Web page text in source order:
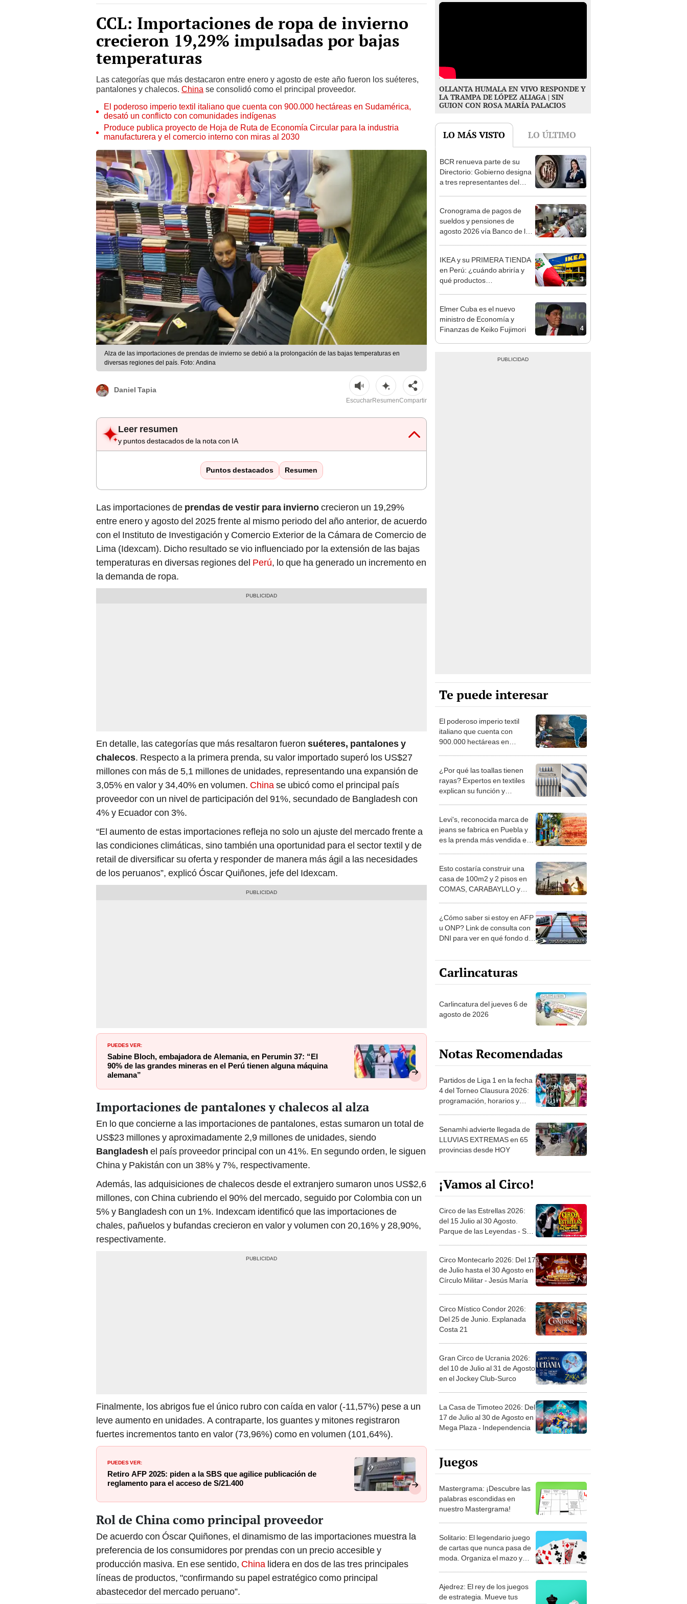
CCL: Importaciones de ropa de invierno
crecieron 19,29% impulsadas por bajas
temperaturas
pantalones y chalecos.Chinase consolidó como el principal proveedor.
desató un conflicto con comunidades indígenas
Produce publica proyecto de Hoja de Ruta de Economía Circular para la industria
manufacturera y el comercio interno con miras al 2030
Alza de las importaciones de prendas de invierno se debió a la prolongación de las bajas temperaturas en
diversas regiones del país. Foto: Andina
Escuchar Resumen Compartir
y puntos destacados de la nota con IA
Puntos destacados Resumen
entre enero y agosto del 2025 frente al mismo periodo del año anterior, de acuerdo
con el Instituto de Investigación y Comercio Exterior de la Cámara de Comercio de
Lima (Idexcam). Dicho resultado se vio influenciado por la extensión de las bajas
temperaturas en diversas regiones del Perú, lo que ha generado un incremento en
la demanda de ropa.
chalecos. Respecto a la primera prenda, su valor importado superó los US$27
millones con más de 5,1 millones de unidades, representando una expansión de
3,05% en valor y 34,40% en volumen.Chinase ubicó como el principal país
proveedor con un nivel de participación del 91%, secundado de Bangladesh con
4% y Ecuador con 3%.
las condiciones climáticas, sino también una oportunidad para el sector textil y de
retail de diversificar su oferta y responder de manera más ágil a las necesidades
de los peruanos”, explicó Óscar Quiñones, jefe del Idexcam.
Sabine Bloch, embajadora de Alemania, en Perumin 37: “El
90% de las grandes mineras en el Perú tienen alguna máquina
alemana”
Importaciones de pantalones y chalecos al alza
En lo que concierne a las importaciones de pantalones, estas sumaron un total de
US$23 millones y aproximadamente 2,9 millones de unidades, siendo
Bangladeshel país proveedor principal con un 41%. En segundo orden, le siguen
China y Pakistán con un 38% y 7%, respectivamente.
millones, con China cubriendo el 90% del mercado, seguido por Colombia con un
5% y Bangladesh con un 1%. Indexcam identificó que las importaciones de
chales, pañuelos y bufandas crecieron en valor y volumen con 20,16% y 28,90%,
respectivamente.
leve aumento en unidades. A contraparte, los guantes y mitones registraron
fuertes incrementos tanto en valor (73,96%) como en volumen (101,64%).
Retiro AFP 2025: piden a la SBS que agilice publicación de
reglamento para el acceso de S/21.400
Rol de China como principal proveedor
De acuerdo con Óscar Quiñones, el dinamismo de las importaciones muestra la
preferencia de los consumidores por prendas con un precio accesible y
producción masiva. En ese sentido, Chinalidera en dos de las tres principales
líneas de productos, "confirmando su papel estratégico como principal
abastecedor del mercado peruano”.
OLLANTA HUMALA EN VIVO RESPONDE Y
LA TRAMPA DE LÓPEZ ALIAGA | SIN
GUION CON ROSA MARÍA PALACIOS
LO MÁS VISTO LO ÚLTIMO
1
Directorio: Gobierno designa
a tres representantes del
Ejecutivo
2
sueldos y pensiones de
agosto 2026 vía Banco de la
Nación: conoce las fechas de
depósito
3
en Perú: ¿cuándo abriría y
qué productos
encontraríamos?
4
ministro de Economía y
Finanzas de Keiko Fujimori
Te puede interesar
italiano que cuenta con
900.000 hectáreas en
Sudamérica, desató un
conflicto con comunidades
rayas? Expertos en textiles
explican su función y
beneficios desconocidos
jeans se fabrica en Puebla y
es la prenda más vendida en
México: dueño vendía ropa a
pequeñas tiendas en EEUU
casa de 100m2 y 2 pisos en
COMAS, CARABAYLLO y
otros distritos de LIMA
NORTE
u ONP? Link de consulta con
DNI para ver en qué fondo de
pensiones estás
Carlincaturas
agosto de 2026
Notas Recomendadas
4 del Torneo Clausura 2026:
programación, horarios y
dónde ver
LLUVIAS EXTREMAS en 65
provincias desde HOY
¡Vamos al Circo!
del 15 Julio al 30 Agosto.
Parque de las Leyendas - San
Miguel
de Julio hasta el 30 Agosto en
Círculo Militar - Jesús María
Del 25 de Junio. Explanada
Costa 21
del 10 de Julio al 31 de Agosto
en el Jockey Club-Surco
17 de Julio al 30 de Agosto en
Mega Plaza - Independencia
Juegos
palabras escondidas en
nuestro Mastergrama!
de cartas que nunca pasa de
moda. Organiza el mazo y
demuestra tu habilidad.
de estrategia. Mueve tus
piezas, anticipa al rival y